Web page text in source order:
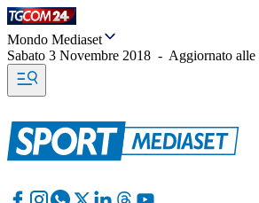
Mondo Mediaset
Sabato 3 Novembre 2018 - Aggiornato alle